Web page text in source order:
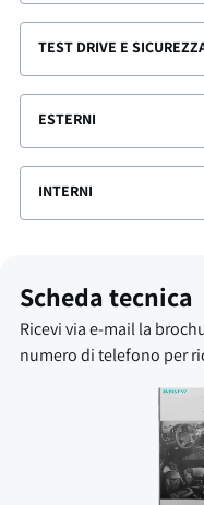
TEST DRIVE E
ESTERNI
INTERNI
Scheda tecnica
Ricevi via e-mail la
numero di telefono per